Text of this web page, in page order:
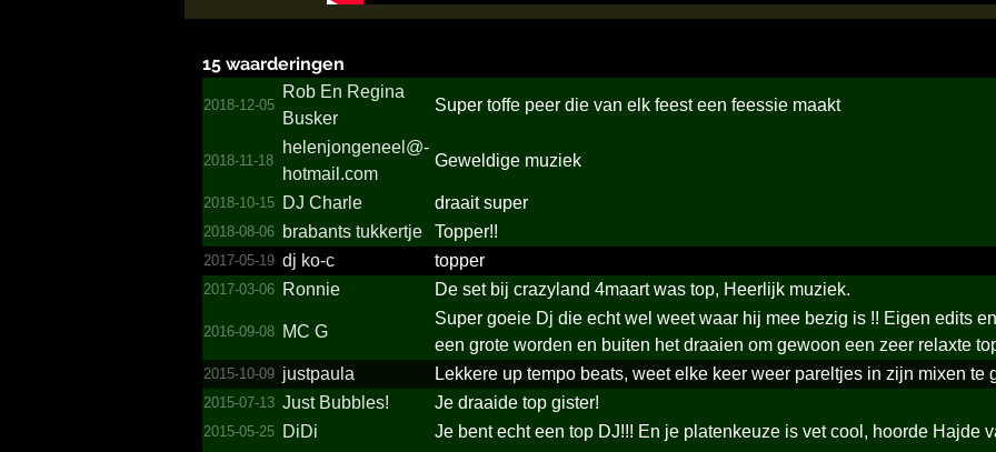
15 waarderingen
2018-12-05
Rob En Regina
Busker
Super toffe peer die van elk feest een feessie maakt
2018-11-18
helenj­ongene­el@­
hotmail.­com
Geweldige muziek
2018-10-15 DJ Charle draait super
2018-08-06 brabants tukkertje Topper!!
2017-05-19 dj ko-c topper
2017-03-06 Ronnie De set bij crazyland 4maart was top, Heerlijk muziek.
2016-09-08 MC G
Super goeie Dj die echt wel weet waar hij mee bezig is !! Eigen edits
een grote worden en buiten het draaien om gewoon een zeer relaxte
2015-10-09 justpaula Lekkere up tempo beats, weet elke keer weer pareltjes in zijn mixen te
2015-07-13 Just Bubbles!­ Je draaide top gister!
2015-05-25 DiDi Je bent echt een top DJ!!! En je platenkeuze is vet cool, hoorde Hajde